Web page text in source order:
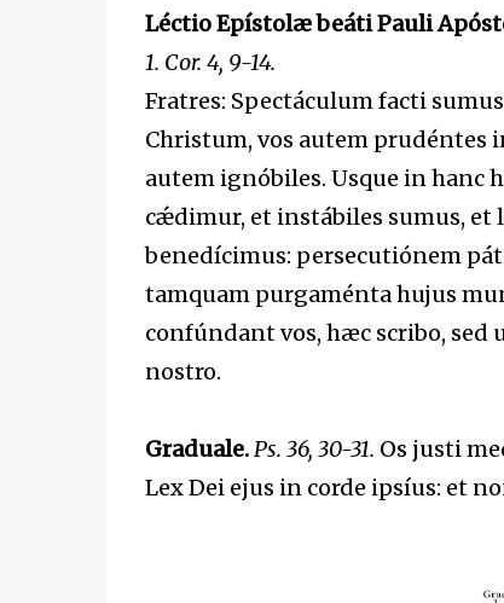
Léctio Epístolæ beáti Pauli
1. Cor. 4, 9-14.
Fratres: Spectáculum facti
Christum, vos autem prudéntes
autem ignóbiles. Usque in hanc
cǽdimur, et instábiles sumus, et
benedícimus: persecutiónem
tamquam purgaménta hujus
confúndant vos, hæc scribo, sed
nostro.
Graduale.Ps. 36, 30-31. Os justi
Lex Dei ejus in corde ipsíus: et